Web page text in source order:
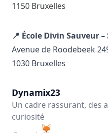
1150 Bruxelles
📍 École Divin Sauveur
Avenue de Roodebeek
1030 Bruxelles
Dynamix23
Un cadre rassurant, des
curiosité